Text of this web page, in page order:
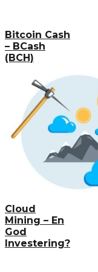
Bitcoin Cash
– BCash
(BCH)
Cloud
Mining – En
God
Investering?